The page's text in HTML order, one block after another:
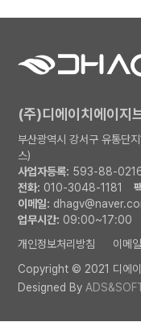
(주)디에이치에이지
부산광역시 강서구 유통단
스)
사업자등록: 593-88-
전화: 010-3048-1181
이메일:
업무시간: 09:00~17:00
개인정보처리방침
이메
Copyright © 2021 디에이
Designed By